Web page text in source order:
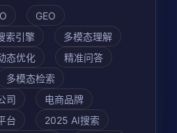
GEO
索引擎
多模态理解
态优化
精准问答
多模态检索
司
电商品牌
台
2025 AI搜索